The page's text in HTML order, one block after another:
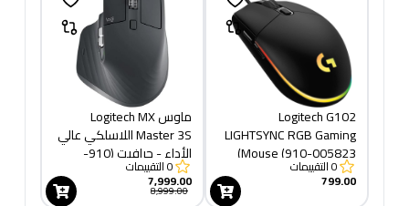
Logitech G102
LIGHTSYNC RGB Gaming
Mouse (910-005823)
0التقييمات
799.00
ماوس Logitech MX
Master 3S اللاسلكي عالي
الأداء - جرافيت (910-
006559)
0التقييمات
7,999.00
8,999.00